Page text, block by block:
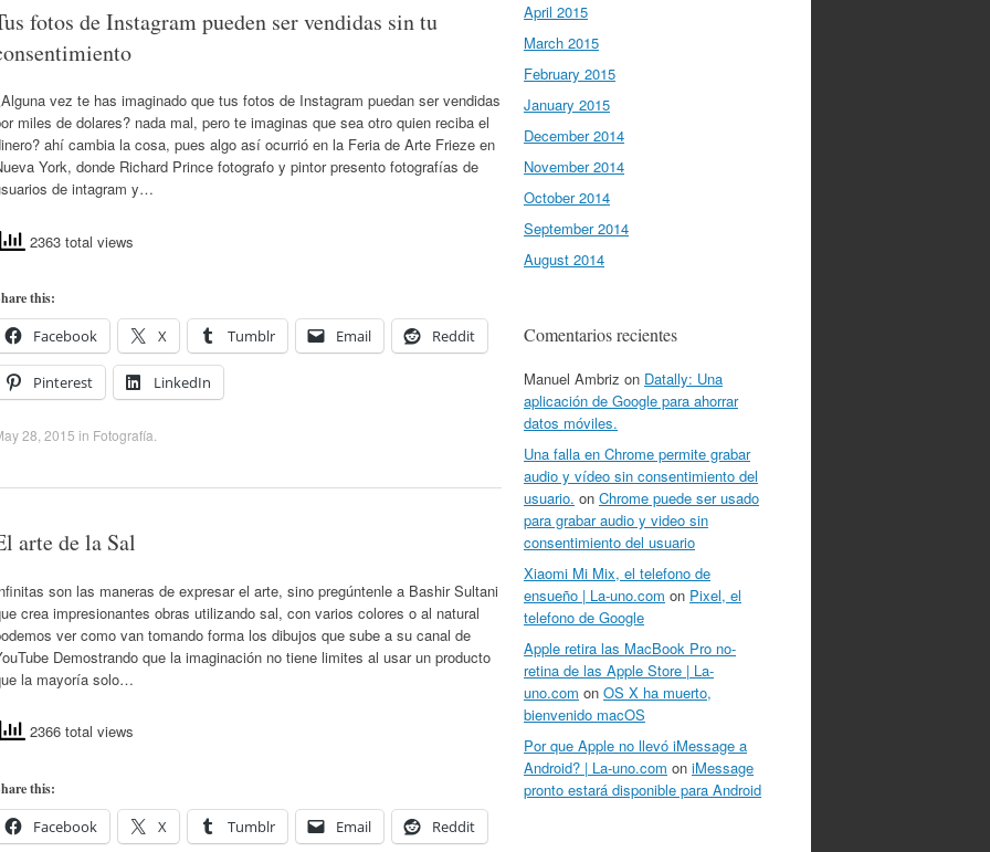
fotos de Instagram pueden ser vendidas sin tu
vez te has imaginado que tus fotos de Instagram puedan ser vendidas
miles de dolares? nada mal, pero te imaginas que sea otro quien reciba el
ahí cambia la cosa, pues algo así ocurrió en la Feria de Arte Frieze en
York, donde Richard Prince fotografo y pintor presento fotografías de
de intagram y…
2363 total views
this:
Facebook X Tumblr Email Reddit
Pinterest LinkedIn
28, 2015 in Fotografía
arte de la Sal
son las maneras de expresar el arte, sino pregúntenle a Bashir Sultani
crea impresionantes obras utilizando sal, con varios colores o al natural
ver como van tomando forma los dibujos que sube a su canal de
Demostrando que la imaginación no tiene limites al usar un producto
la mayoría solo…
2366 total views
this:
Facebook X Tumblr Email Reddit
April 2015
March 2015
February 2015
January 2015
December 2014
November 2014
October 2014
September 2014
August 2014
Comentarios recientes
Manuel Ambriz on Datally: Una
aplicación de Google para ahorrar
datos móviles.
Una falla en Chrome permite grabar
audio y vídeo sin consentimiento del
usuario. on Chrome puede ser usado
para grabar audio y video sin
consentimiento del usuario
Xiaomi Mi Mix, el telefono de
ensueño | La-uno.com on Pixel, el
telefono de Google
Apple retira las MacBook Pro no-
retina de las Apple Store | La-
uno.com on OS X ha muerto,
bienvenido macOS
Por que Apple no llevó iMessage a
Android? | La-uno.com on iMessage
pronto estará disponible para Android